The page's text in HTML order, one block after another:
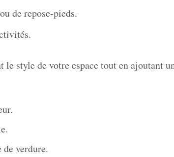
de repose-pieds.
style de votre espace tout en ajoutant
verdure.